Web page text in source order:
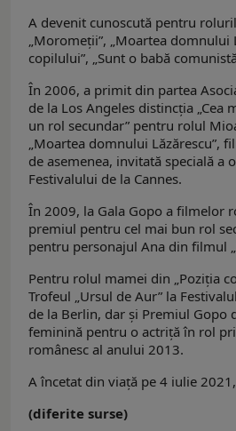
A devenit cunoscută pentru
„Moromeţii”, „Moartea domnului
copilului”, „Sunt o babă
În 2006, a primit din partea
de la Los Angeles distincția „Cea
un rol secundar” pentru rolul
„Moartea domnului Lăzărescu”,
de asemenea, invitată specială a
Festivalului de la Cannes.
În 2009, la Gala Gopo a filmelor
premiul pentru cel mai bun rol
pentru personajul Ana din filmul
Pentru rolul mamei din „Poziţia
Trofeul „Ursul de Aur” la
de la Berlin, dar și Premiul Gopo
feminină pentru o actriță în rol
românesc al anului 2013.
A încetat din viaţă pe 4 iulie
(diferite surse)